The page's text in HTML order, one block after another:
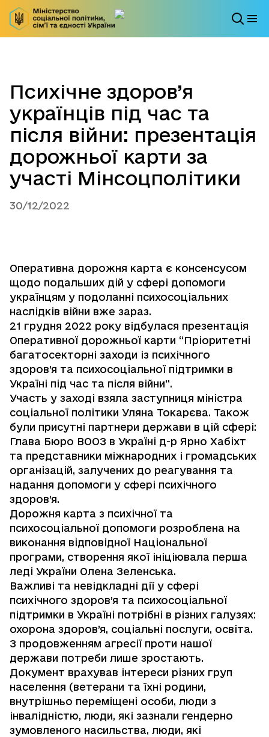
Психічне здоров’я
українців під час та
після війни: презентація
дорожньої карти за
участі Мінсоцполітики
30/12/2022
Оперативна дорожня карта є консенсусом
щодо подальших дій у сфері допомоги
українцям у подоланні психосоціальних
наслідків війни вже зараз.
21 грудня 2022 року відбулася презентація
Оперативної дорожньої карти “Пріоритетні
багатосекторні заходи із психічного
здоров’я та психосоціальної підтримки в
Україні під час та після війни”.
Участь у заході взяла заступниця міністра
соціальної політики Уляна Токарєва. Також
були присутні партнери держави в цій сфері:
Глава Бюро ВООЗ в Україні д-р Ярно Хабіхт
та представники міжнародних і громадських
організацій, залучених до реагування та
надання допомоги у сфері психічного
здоров’я.
Дорожня карта з психічної та
психосоціальної допомоги розроблена на
виконання відповідної Національної
програми, створення якої ініціювала перша
леді України Олена Зеленська.
Важливі та невідкладні дії у сфері
психічного здоров’я та психосоціальної
підтримки в Україні потрібні в різних галузях:
охорона здоров’я, соціальні послуги, освіта.
З продовженням агресії проти нашої
держави потреби лише зростають.
Документ врахував інтереси різних груп
населення (ветерани та їхні родини,
внутрішньо переміщені особи, люди з
інвалідністю, люди, які зазнали гендерно
зумовленого насильства, люди, які